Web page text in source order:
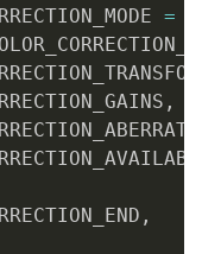
=
,
,